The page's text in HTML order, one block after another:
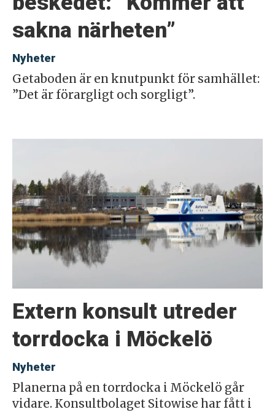
sakna närheten”
Nyheter
Getaboden är en knutpunkt för samhället:
”Det är förargligt och sorgligt”.
Extern konsult utreder
torrdocka i Möckelö
Nyheter
Planerna på en torrdocka i Möckelö går
vidare. Konsultbolaget Sitowise har fått i